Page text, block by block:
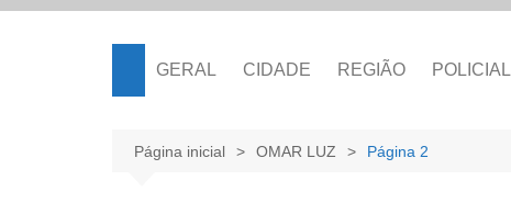
GERAL CIDADE REGIÃO POLICIAL
Página inicial OMAR LUZ Página 2